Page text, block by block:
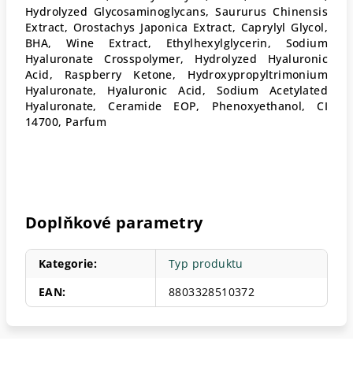
Hydrolyzed Glycosaminoglycans, Saururus Chinensis
Extract, Orostachys Japonica Extract, Caprylyl Glycol,
BHA, Wine Extract, Ethylhexylglycerin, Sodium
Hyaluronate Crosspolymer, Hydrolyzed Hyaluronic
Acid, Raspberry Ketone, Hydroxypropyltrimonium
Hyaluronate, Hyaluronic Acid, Sodium Acetylated
Hyaluronate, Ceramide EOP, Phenoxyethanol, CI
14700, Parfum
Doplňkové parametry
Kategorie:
Typ produktu
EAN: 8803328510372